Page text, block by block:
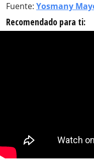
Fuente: Yosmany
Recomendado para ti: